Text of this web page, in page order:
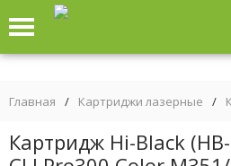
Главная / Картриджи лазерные /
Картридж Hi-Black